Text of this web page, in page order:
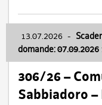
13.07.2026 -
domande: 07.09.2026
306/26 –
Sabbiadoro –